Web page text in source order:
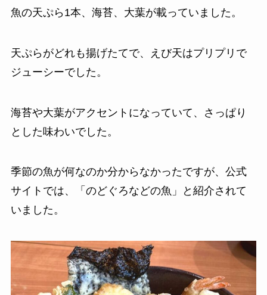
魚の天ぷら1本、海苔、大葉が載っていました。
天ぷらがどれも揚げたてで、えび天はプリプリで
ジューシーでした。
海苔や大葉がアクセントになっていて、さっぱり
とした味わいでした。
季節の魚が何なのか分からなかったですが、公式
サイトでは、「のどぐろなどの魚」と紹介されて
いました。